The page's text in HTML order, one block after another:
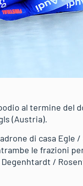
al termine del
(Austria).
di casa Egle
le frazioni
/